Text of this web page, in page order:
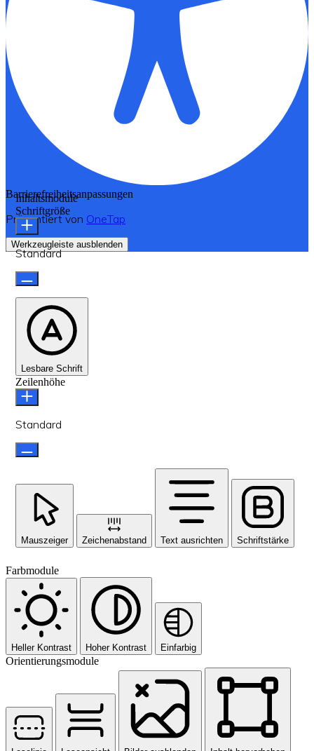
Barrierefreiheitsanpassungen
Präsentiert von OneTap
Werkzeugleiste ausblenden
Inhaltsmodule
Schriftgröße
Standard
Lesbare Schrift
Zeilenhöhe
Standard
Mauszeiger Zeichenabstand Text ausrichten Schriftstärke
Farbmodule
Heller Kontrast Hoher Kontrast Einfarbig
Orientierungsmodule